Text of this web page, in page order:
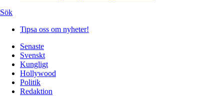
Sök
Tipsa oss om nyheter!
Senaste
Svenskt
Kungligt
Hollywood
Politik
Redaktion